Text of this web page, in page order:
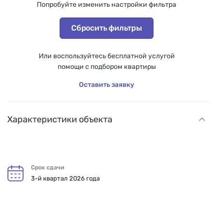
Попробуйте изменить настройки фильтра
Сбросить фильтры
Или воспользуйтесь бесплатной услугой
помощи с подбором квартиры
Оставить заявку
Характеристики объекта
Срок сдачи
3-й квартал 2026 года